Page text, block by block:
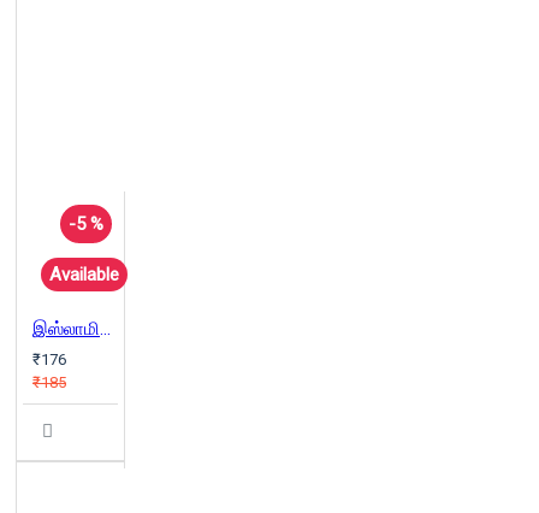
-5 %
Available
இஸ்லாமியத் தத்துவ இயல்
₹176
₹185